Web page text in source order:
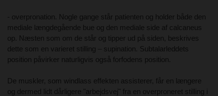
- overpronation. Nogle gange står patienten og holder både den
mediale længdegående bue og den mediale side af calcaneus
op. Næsten som om de står og tipper ud på siden, beskrives
dette som en varieret stilling – supination. Subtalarleddets
position påvirker naturligvis også forfodens position.
De muskler, som windlass effekten assisterer, får en længere
og dermed lidt dårligere "arbejdsvej" fra en overproneret stilling i